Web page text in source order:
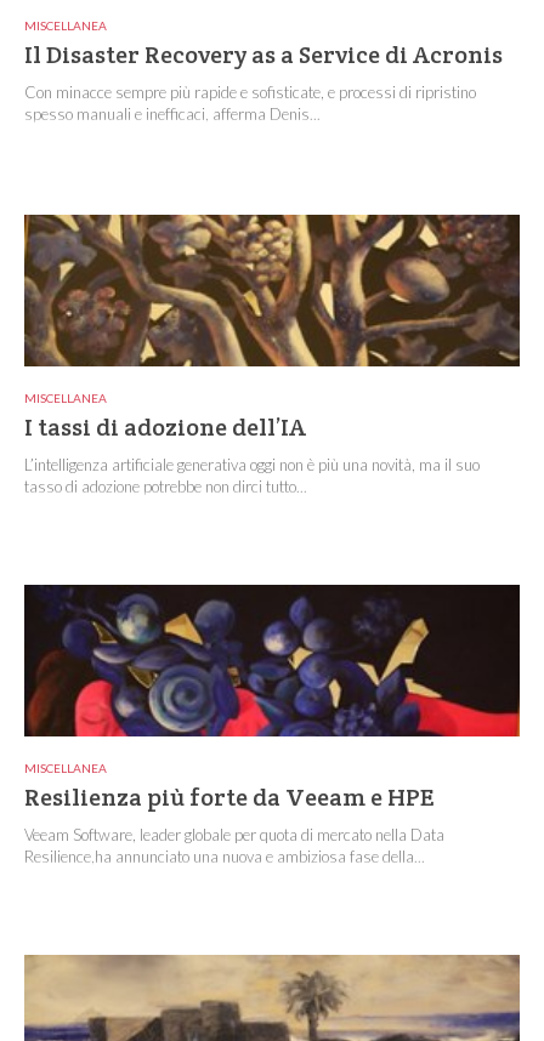
MISCELLANEA
Il Disaster Recovery as a Service di Acronis
Con minacce sempre più rapide e sofisticate, e processi di ripristino
spesso manuali e inefficaci, afferma Denis...
MISCELLANEA
I tassi di adozione dell’IA
L’intelligenza artificiale generativa oggi non è più una novità, ma il suo
tasso di adozione potrebbe non dirci tutto...
MISCELLANEA
Resilienza più forte da Veeam e HPE
Veeam Software, leader globale per quota di mercato nella Data
Resilience,ha annunciato una nuova e ambiziosa fase della...